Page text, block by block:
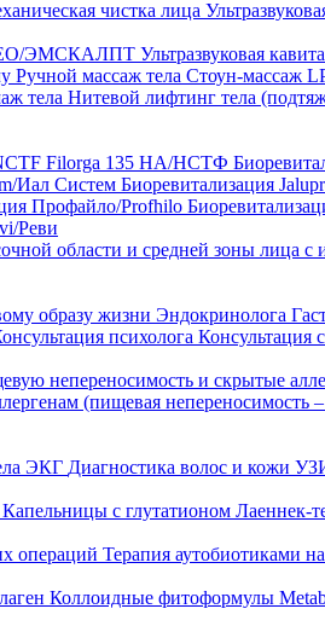
чистка лица
ЭМСКАЛПТ Ультразвуковая
Ручной массаж тела Стоун-массаж
тела Нитевой лифтинг тела
Filorga 135 HA/НСТФ
Иал Систем Биоревитализация
Профайло/Profhilo
Реви
области и средней зоны лица с
образу жизни Эндокринолога
психолога Консультация
непереносимость и скрытые
(пищевая непереносимость
ЭКГ Диагностика волос и кожи
Капельницы с глутатионом Лаеннек-
операций Терапия аутобиотиками
Коллоидные фитоформулы